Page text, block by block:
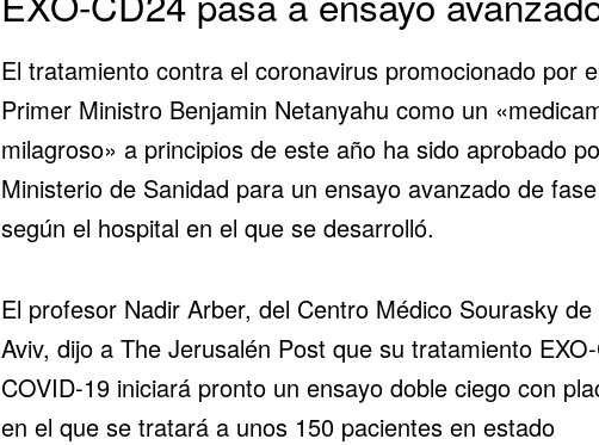
El tratamiento contra el coronavirus promocionado por
Primer Ministro Benjamin Netanyahu como un
milagroso» a principios de este año ha sido aprobado
Ministerio de Sanidad para un ensayo avanzado de
según el hospital en el que se desarrolló.
El profesor Nadir Arber, del Centro Médico Sourasky de
Aviv, dijo a The Jerusalén Post que su tratamiento
COVID-19 iniciará pronto un ensayo doble ciego con
en el que se tratará a unos 150 pacientes en estado